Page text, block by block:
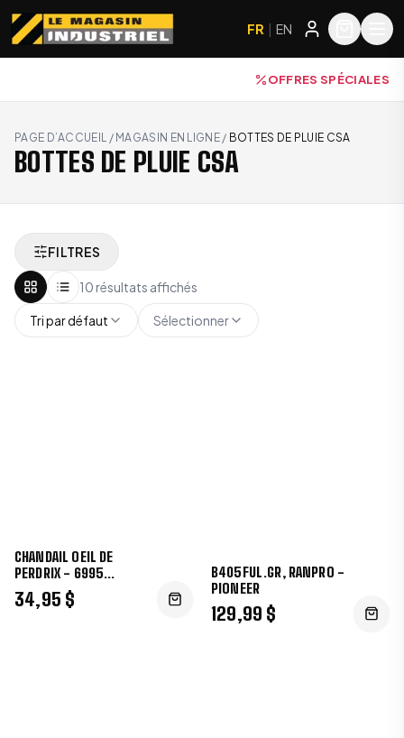
FR | EN
OFFRES SPÉCIALES
PAGE D’ACCUEIL / MAGASIN EN LIGNE / BOTTES DE PLUIE CSA
BOTTES DE PLUIE CSA
FILTRES
10 résultats affichés
Tri par défaut Sélectionner
CHANDAIL OEIL DE
PERDRIX - 6995
V1051250
34,95 $
B405FUL.GR, RANPRO -
PIONEER
129,99 $